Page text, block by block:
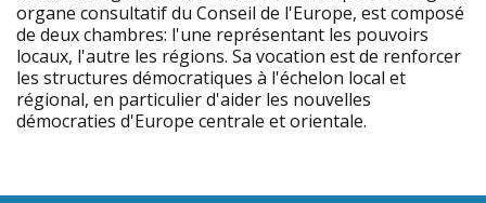
organe consultatif du Conseil de l'Europe, est composé
de deux chambres: l'une représentant les pouvoirs
locaux, l'autre les régions. Sa vocation est de renforcer
les structures démocratiques à l'échelon local et
régional, en particulier d'aider les nouvelles
démocraties d'Europe centrale et orientale.